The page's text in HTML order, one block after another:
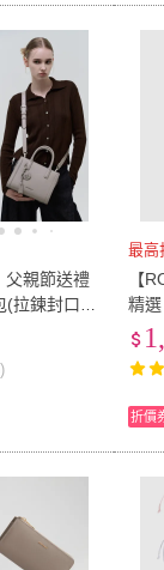
父親節送禮
拉鍊封口/
最高
【
精選
皮(
折價